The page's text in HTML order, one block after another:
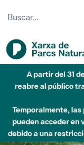
A partir del 31
reabre al público
Temporalmente,
pueden acceder en
debido a una